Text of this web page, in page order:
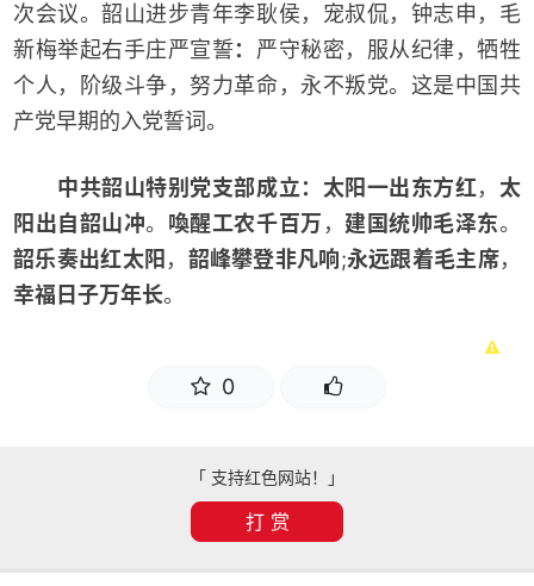
次会议。韶山进步青年李耿侯，宠叔侃，钟志申，毛
新梅举起右手庄严宣誓： 严守秘密，服从纪律，牺牲
个人，阶级斗争，努力革命，永不叛党。这是中国共
产党早期的入党誓词。
中共韶山特别党支部成立：太阳一出东方红， 太
阳出自韶山冲。 喚醒工农千百万 ， 建国统帅毛泽东。
韶乐奏出红太阳 ， 韶峰攀登非凡响;永远跟着毛主席，
幸福日子万年长。
0
「 支持红色网站！」
打 赏